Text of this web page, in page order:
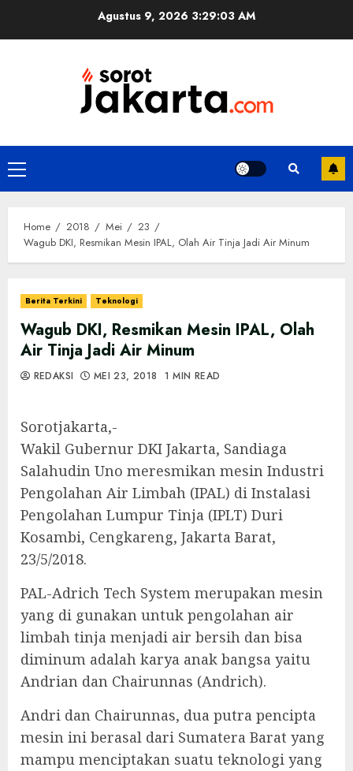
Agustus 9, 2026 3:29:03 AM
Primary
Menu
Home 2018 Mei
23
Wagub DKI, Resmikan Mesin IPAL, Olah Air Tinja Jadi Air Minum
Berita Terkini Teknologi
Wagub DKI, Resmikan Mesin IPAL, Olah
Air Tinja Jadi Air Minum
REDAKSI MEI 23, 2018 1 MIN READ
Sorotjakarta,-
Wakil Gubernur DKI Jakarta, Sandiaga
Salahudin Uno meresmikan mesin Industri
Pengolahan Air Limbah (IPAL) di Instalasi
Pengolahan Lumpur Tinja (IPLT) Duri
Kosambi, Cengkareng, Jakarta Barat,
23/5/2018.
PAL-Adrich Tech System merupakan mesin
yang di gunakan untuk pengolahan air
limbah tinja menjadi air bersih dan bisa
diminum adalah karya anak bangsa yaitu
Andrian dan Chairunnas (Andrich).
Andri dan Chairunnas, dua putra pencipta
mesin ini berasal dari Sumatera Barat yang
mampu menciptakan suatu teknologi yang